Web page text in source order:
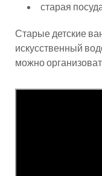
старая
Старые детские
искусственный
можно